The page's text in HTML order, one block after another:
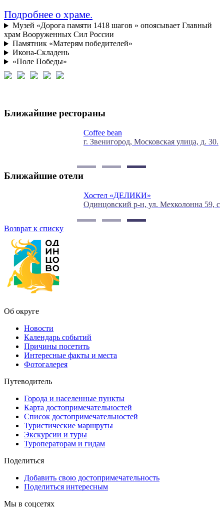
Подробнее о храме.
Музей «Дорога памяти 1418 шагов » опоясывает Главный
храм Вооруженных Сил России
Памятник «Матерям победителей»
Икона-Складень
«Поле Победы»
Ближайшие рестораны
г. Звенигород, Московская улица, д. 30.
Ближайшие отели
Одинцовский р-н, ул. Мехколонна 59, стр. 35
Возврат к списку
Об округе
Новости
Календарь событий
Причины посетить
Интересные факты и места
Фотогалерея
Путеводитель
Города и населенные пункты
Карта достопримечательностей
Список достопримечательностей
Туристические маршруты
Экскурсии и туры
Туроператорам и гидам
Поделиться
Добавить свою достопримечательность
Поделиться интересным
Мы в соцсетях